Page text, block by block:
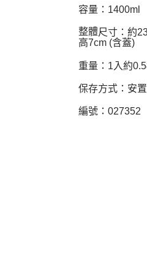
容量：1400ml
整體尺寸： 約
高7cm (含蓋)
重量：1入約
保存方式：安
編號：027352